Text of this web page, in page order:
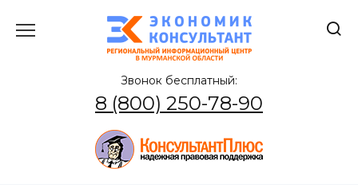
содержанию
Звонок бесплатный:
8 (800) 250-78-90